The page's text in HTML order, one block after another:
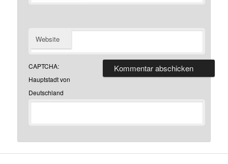
Website
CAPTCHA:
Hauptstadt von
Deutschland